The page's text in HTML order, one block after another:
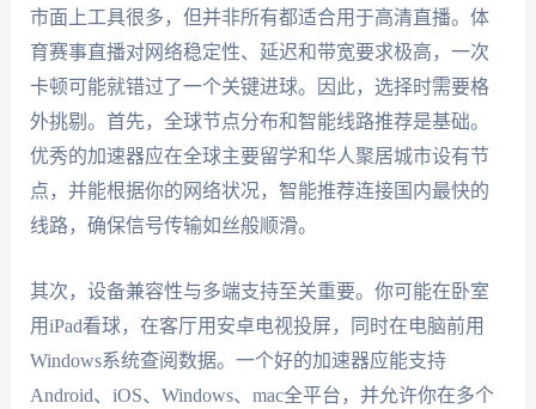
市面上工具很多，但并非所有都适合用于高清直播。体
育赛事直播对网络稳定性、延迟和带宽要求极高，一次
卡顿可能就错过了一个关键进球。因此，选择时需要格
外挑剔。首先，全球节点分布和智能线路推荐是基础。
优秀的加速器应在全球主要留学和华人聚居城市设有节
点，并能根据你的网络状况，智能推荐连接国内最快的
线路，确保信号传输如丝般顺滑。
其次，设备兼容性与多端支持至关重要。你可能在卧室
用iPad看球，在客厅用安卓电视投屏，同时在电脑前用
Windows系统查阅数据。一个好的加速器应能支持
Android、iOS、Windows、mac全平台，并允许你在多个